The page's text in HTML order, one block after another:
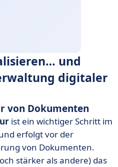
und
digitaler
von Dokumenten
ist ein wichtiger Schritt im
erfolgt vor der
von Dokumenten.
stärker als andere) das